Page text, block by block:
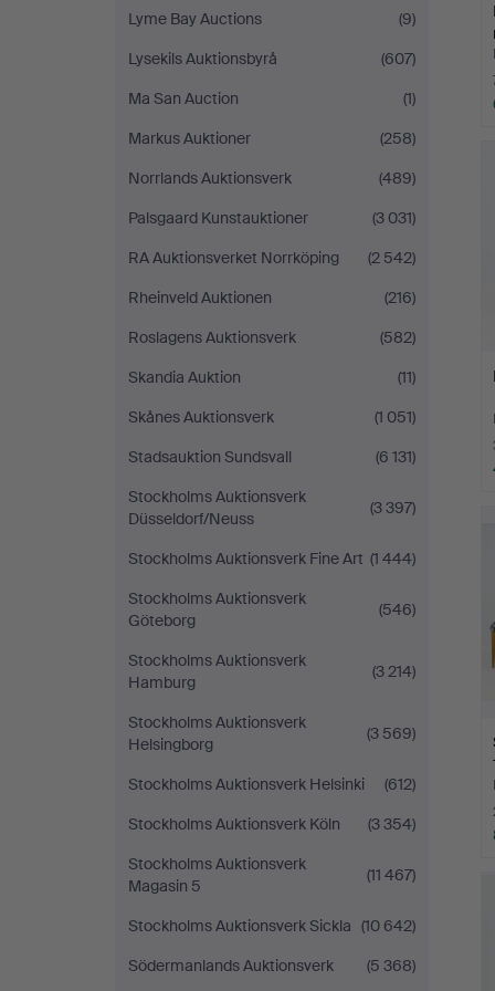
Lyme Bay Auctions
(9)
Lysekils Auktionsbyrå
(607)
Ma San Auction
(1)
Markus Auktioner
(258)
Norrlands Auktionsverk
(489)
Palsgaard Kunstauktioner
(3 031)
RA Auktionsverket Norrköping
(2 542)
Rheinveld Auktionen
(216)
Roslagens Auktionsverk
(582)
Skandia Auktion
(11)
Skånes Auktionsverk
(1 051)
Stadsauktion Sundsvall
(6 131)
Stockholms Auktionsverk
Düsseldorf/Neuss
(3 397)
Stockholms Auktionsverk Fine Art (1 444)
Stockholms Auktionsverk
Göteborg
(546)
Stockholms Auktionsverk
Hamburg
(3 214)
Stockholms Auktionsverk
Helsingborg
(3 569)
Stockholms Auktionsverk Helsinki
(612)
Stockholms Auktionsverk Köln
(3 354)
Stockholms Auktionsverk
Magasin 5
(11 467)
Stockholms Auktionsverk Sickla (10 642)
Södermanlands Auktionsverk
(5 368)